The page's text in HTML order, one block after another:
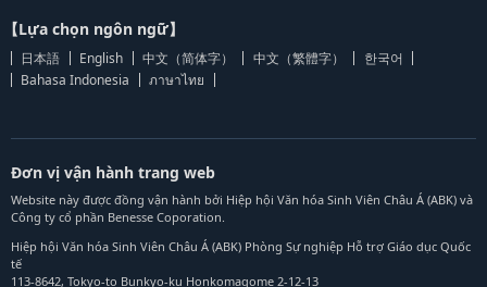
【Lựa chọn ngôn ngữ】
日本語 English 中文（简体字） 中文（繁體字）
한국어
Bahasa Indonesia
ภาษาไทย
Đơn vị vận hành trang web
Website này được đồng vận hành bởi Hiệp hội Văn hóa Sinh Viên Châu Á (ABK) và
Công ty cổ phần Benesse Coporation.
Hiệp hội Văn hóa Sinh Viên Châu Á (ABK) Phòng Sự nghiệp Hỗ trợ Giáo dục Quốc
tế
113-8642, Tokyo-to Bunkyo-ku Honkomagome 2-12-13